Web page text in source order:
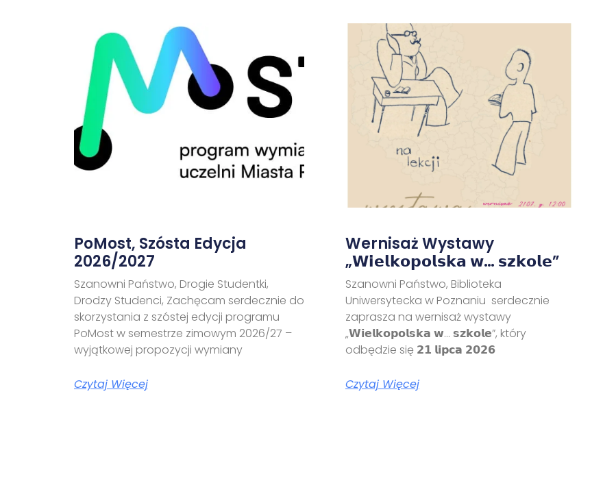
PoMost, Szósta Edycja
2026/2027
Szanowni Państwo, Drogie Studentki,
Drodzy Studenci, Zachęcam serdecznie do
skorzystania z szóstej edycji programu
PoMost w semestrze zimowym 2026/27 –
wyjątkowej propozycji wymiany
Czytaj Więcej
Wernisaż Wystawy
„𝗪𝗶𝗲𝗹𝗸𝗼𝗽𝗼𝗹𝘀𝗸𝗮 𝘄… 𝘀𝘇𝗸𝗼𝗹𝗲”
Szanowni Państwo, Biblioteka
Uniwersytecka w Poznaniu serdecznie
zaprasza na wernisaż wystawy
„𝗪𝗶𝗲𝗹𝗸𝗼𝗽𝗼𝗹𝘀𝗸𝗮 𝘄… 𝘀𝘇𝗸𝗼𝗹𝗲”, który
odbędzie się 𝟮𝟭 𝗹𝗶𝗽𝗰𝗮 𝟮𝟬𝟮𝟲
Czytaj Więcej